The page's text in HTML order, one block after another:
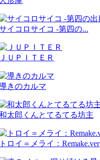
イコロサイコ -第四の...
ＪＵＰＩＴＥＲ
きのカルマ
太郎くんとてるてる坊主
トロイ＝メライ：Remake.ver